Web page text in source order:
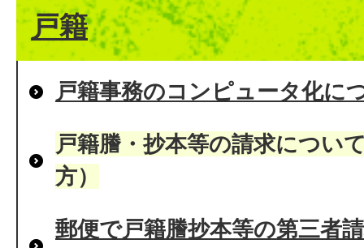
戸籍
戸籍事務のコンピュータ化に
戸籍謄・抄本等の請求につい
方）
郵便で戸籍謄抄本等の第三者